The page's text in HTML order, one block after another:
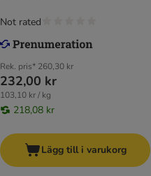
Rek. pris* 260,30 kr
232,00 kr
103,10 kr / kg
218,08 kr
Not rated
Lägg till i varukorg